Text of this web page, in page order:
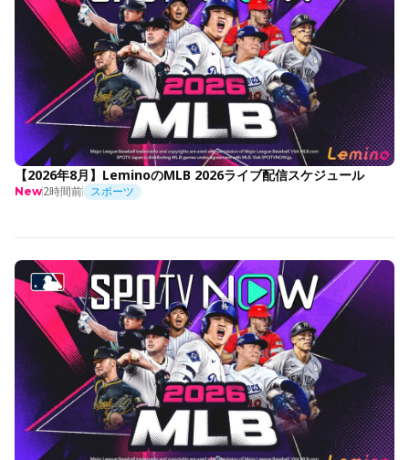
【2026年8月】LeminoのMLB 2026ライブ配信スケジュール
New2時間前 スポーツ